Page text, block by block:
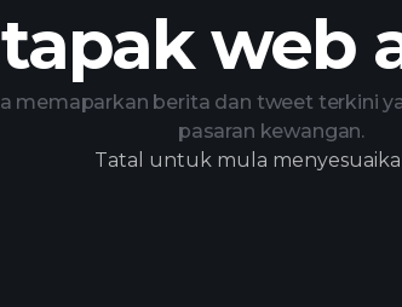
tapak web
memaparkan berita dan tweet terkini
pasaran kewangan.
Tatal untuk mula